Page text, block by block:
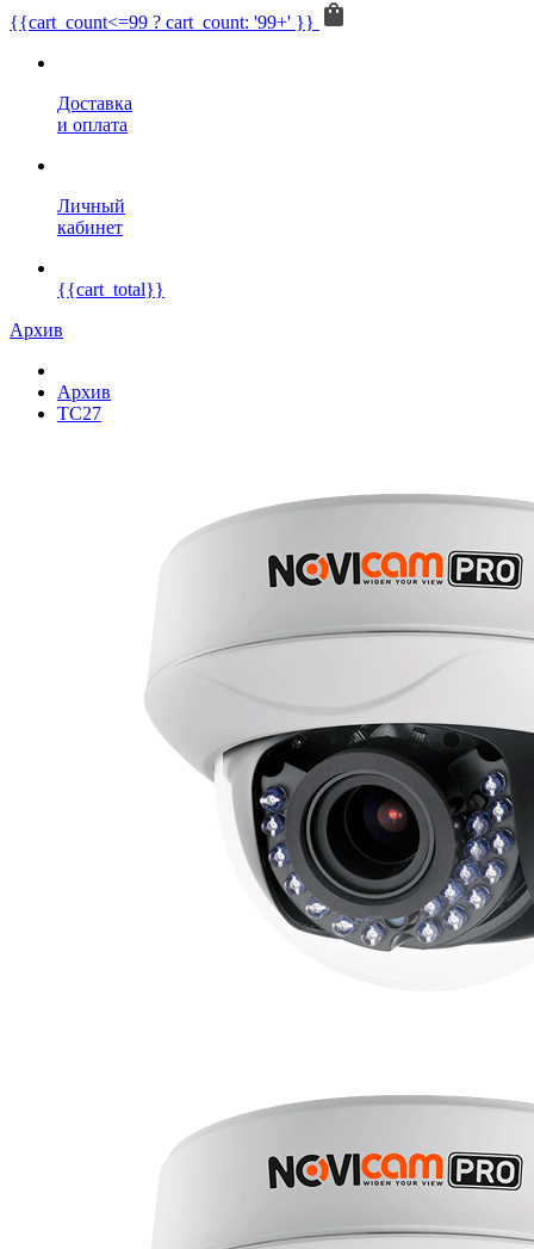
{{cart_count<=99 ? cart_count: '99+' }}
Доставка
и оплата
Личный
кабинет
{{cart_total}}
Архив
Архив
TC27